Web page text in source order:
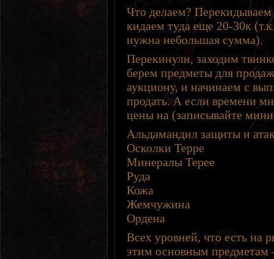
Что делаем?
кидаем туда еще 20-30к
нужна небольшая сумма).
Перекинули, заходим
берем предметы для
аукциону, и начинаем с
продать. А если времени
цены на (записывайте
Альдамандил защиты и
Осколки Терре
Минералы Терее
Руда
Кожа
Жемчужина
Ордена
Всех уровней, что есть на
этим основным предметам